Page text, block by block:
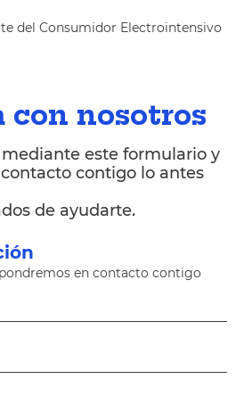
del Consumidor Electrointensivo
con nosotros
este formulario y
contigo lo antes
de ayudarte.
en contacto contigo